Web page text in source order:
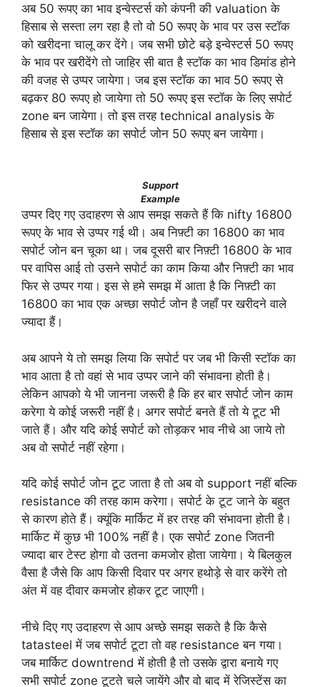
अब 50 रूपए का भाव इन्वेस्टर्स को कंपनी की valuation के
हिसाब से सस्ता लग रहा है तो वो 50 रूपए के भाव पर उस स्टॉक
को खरीदना चालू कर देंगे। जब सभी छोटे बड़े इन्वेस्टर्स 50 रूपए
के भाव पर खरीदेंगे तो जाहिर सी बात है स्टॉक का भाव डिमांड होने
की वजह से उप्पर जायेगा। जब इस स्टॉक का भाव 50 रूपए से
बढ़कर 80 रूपए हो जायेगा तो 50 रूपए इस स्टॉक के लिए सपोर्ट
zone बन जायेगा। तो इस तरह technical analysis के
हिसाब से इस स्टॉक का सपोर्ट जोन 50 रूपए बन जायेगा।
Support
Example
उप्पर दिए गए उदाहरण से आप समझ सकते हैं कि nifty 16800
रूपए के भाव से उप्पर गई थी। अब निफ़्टी का 16800 का भाव
सपोर्ट जोन बन चूका था। जब दूसरी बार निफ़्टी 16800 के भाव
पर वापिस आई तो उसने सपोर्ट का काम किया और निफ़्टी का भाव
फिर से उप्पर गया। इस से हमे समझ में आता है कि निफ़्टी का
16800 का भाव एक अच्छा सपोर्ट जोन है जहाँ पर खरीदने वाले
ज्यादा हैं।
अब आपने ये तो समझ लिया कि सपोर्ट पर जब भी किसी स्टॉक का
भाव आता है तो वहां से भाव उप्पर जाने की संभावना होती है।
लेकिन आपको ये भी जानना जरूरी है कि हर बार सपोर्ट जोन काम
करेगा ये कोई जरूरी नहीं है। अगर सपोर्ट बनते हैं तो ये टूट भी
जाते हैं। और यदि कोई सपोर्ट को तोड़कर भाव नीचे आ जाये तो
अब वो सपोर्ट नहीं रहेगा।
यदि कोई सपोर्ट जोन टूट जाता है तो अब वो support नहीं बल्कि
resistance की तरह काम करेगा। सपोर्ट के टूट जाने के बहुत
से कारण होते हैं। क्यूंकि मार्किट में हर तरह की संभावना होती है।
मार्किट में कुछ भी 100% नहीं है। एक सपोर्ट zone जितनी
ज्यादा बार टेस्ट होगा वो उतना कमजोर होता जायेगा। ये बिलकुल
वैसा है जैसे कि आप किसी दिवार पर अगर हथोड़े से वार करेंगे तो
अंत में वह दीवार कमजोर होकर टूट जाएगी।
नीचे दिए गए उदाहरण से आप अच्छे समझ सकते है कि कैसे
tatasteel में जब सपोर्ट टूटा तो वह resistance बन गया।
जब मार्किट downtrend में होती है तो उसके द्वारा बनाये गए
सभी सपोर्ट zone टूटते चले जायेंगे और वो बाद में रेजिस्टेंस का